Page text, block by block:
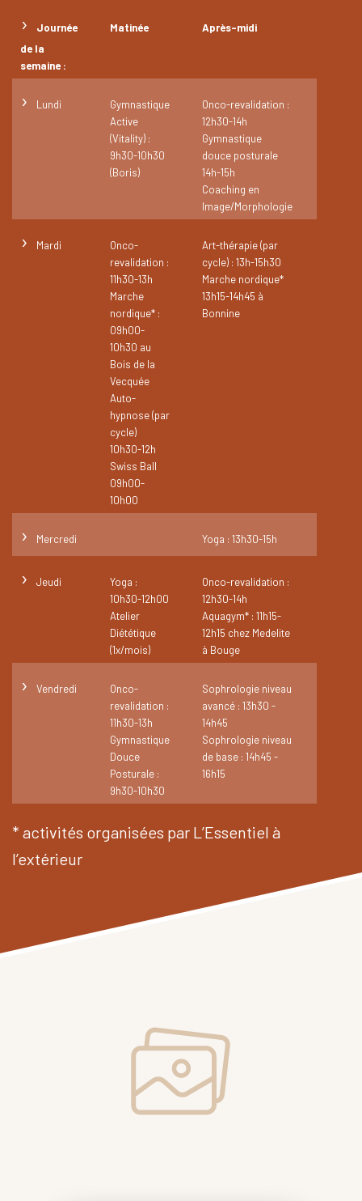
›
Journée
de la
semaine :
Matinée Après-midi
› Lundi
Gymnastique
Active
(Vitality) :
9h30-10h30
(Boris)
Onco-revalidation :
12h30-14h
Gymnastique
douce posturale
14h-15h
Coaching en
Image/Morphologie
› Mardi
Onco-
revalidation :
11h30-13h
Marche
nordique* :
09h00-
10h30 au
Bois de la
Vecquée
Auto-
hypnose (par
cycle)
10h30-12h
Swiss Ball
09h00-
10h00
Art-thérapie (par
cycle) : 13h-15h30
Marche nordique*
13h15-14h45 à
Bonnine
› Mercredi Yoga : 13h30-15h
› Jeudi
Yoga :
10h30-12h00
Atelier
Diététique
(1x/mois)
Onco-revalidation :
12h30-14h
Aquagym* : 11h15-
12h15 chez Medelite
à Bouge
› Vendredi
Onco-
revalidation :
11h30-13h
Gymnastique
Douce
Posturale :
9h30-10h30
Sophrologie niveau
avancé : 13h30 -
14h45
Sophrologie niveau
de base : 14h45 -
16h15
* activités organisées par L’Essentiel à
l’extérieur